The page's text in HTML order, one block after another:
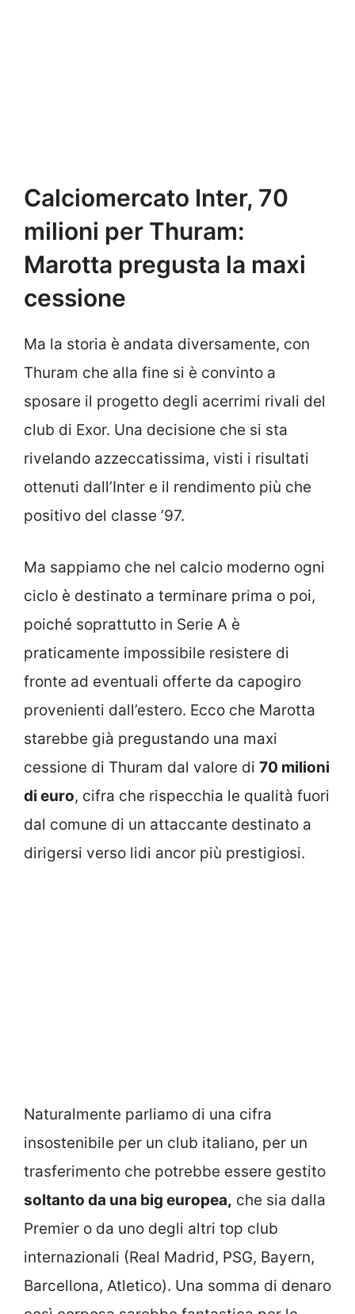
Calciomercato Inter, 70
milioni per Thuram:
Marotta pregusta la maxi
cessione
Ma la storia è andata diversamente, con
Thuram che alla fine si è convinto a
sposare il progetto degli acerrimi rivali del
club di Exor. Una decisione che si sta
rivelando azzeccatissima, visti i risultati
ottenuti dall’Inter e il rendimento più che
positivo del classe ’97.
Ma sappiamo che nel calcio moderno ogni
ciclo è destinato a terminare prima o poi,
poiché soprattutto in Serie A è
praticamente impossibile resistere di
fronte ad eventuali offerte da capogiro
provenienti dall’estero. Ecco che Marotta
starebbe già pregustando una maxi
cessione di Thuram dal valore di 70 milioni
di euro, cifra che rispecchia le qualità fuori
dal comune di un attaccante destinato a
dirigersi verso lidi ancor più prestigiosi.
Naturalmente parliamo di una cifra
insostenibile per un club italiano, per un
trasferimento che potrebbe essere gestito
soltanto da una big europea, che sia dalla
Premier o da uno degli altri top club
internazionali (Real Madrid, PSG, Bayern,
Barcellona, Atletico). Una somma di denaro